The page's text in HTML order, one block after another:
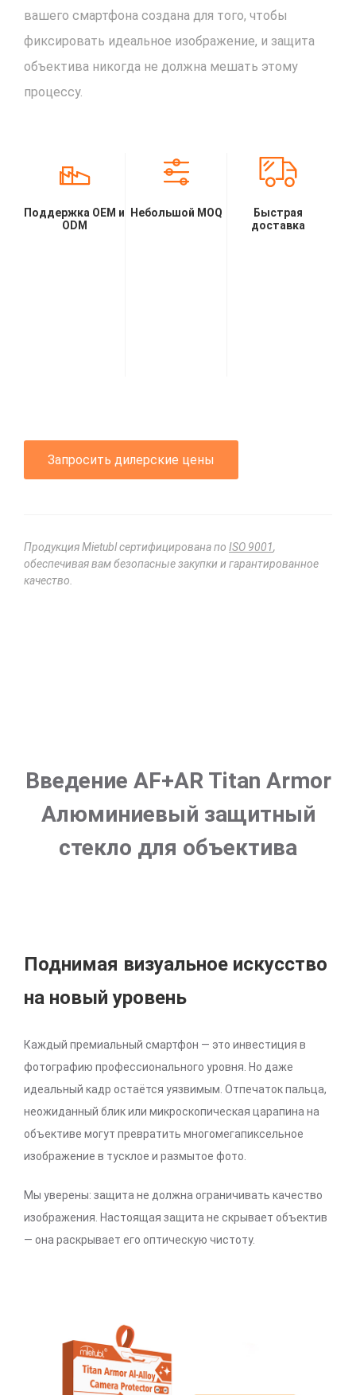
вашего смартфона создана для того, чтобы
фиксировать идеальное изображение, и защита
объектива никогда не должна мешать этому
процессу.
Поддержка OEM и
ODM
Небольшой MOQ
Быстрая
доставка
Запросить дилерские цены
Продукция Mietubl сертифицирована по ISO 9001,
обеспечивая вам безопасные закупки и гарантированное
качество.
Введение AF+AR Titan Armor
Алюминиевый защитный
стекло для объектива
Поднимая визуальное искусство
на новый уровень
Каждый премиальный смартфон — это инвестиция в
фотографию профессионального уровня. Но даже
идеальный кадр остаётся уязвимым. Отпечаток пальца,
неожиданный блик или микроскопическая царапина на
объективе могут превратить многомегапиксельное
изображение в тусклое и размытое фото.
Мы уверены: защита не должна ограничивать качество
изображения. Настоящая защита не скрывает объектив
— она раскрывает его оптическую чистоту.